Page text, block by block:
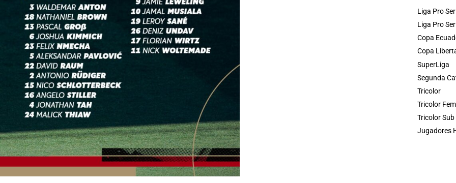
Liga Pro
Liga Pro
Copa
Copa
SuperLiga
Segunda
Tricolor
Tricolor
Tricolor Sub
Jugadores